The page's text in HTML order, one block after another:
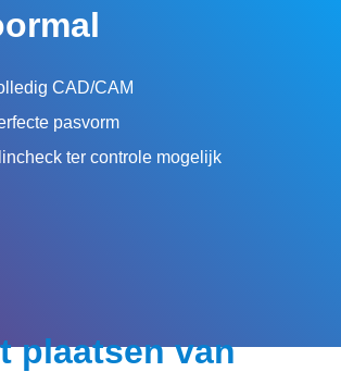
CAD/CAM
pasvorm
ter controle mogelijk
plaatsen van